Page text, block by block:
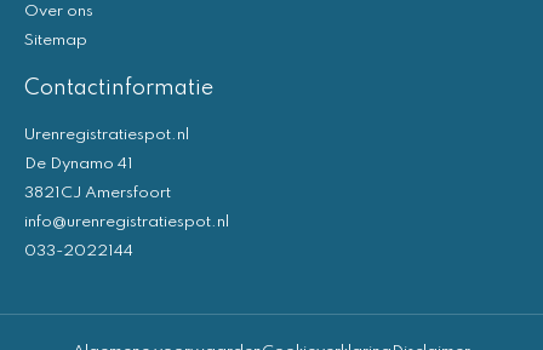
Over ons
Sitemap
Contactinformatie
Urenregistratiespot.nl
De Dynamo 41
3821CJ Amersfoort
info@urenregistratiespot.nl
033-2022144